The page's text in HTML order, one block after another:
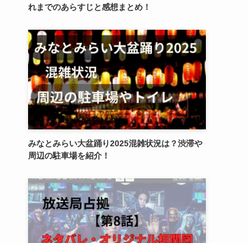
れまでのあらすじと感想まとめ！
みなとみらい大盆踊り2025混雑状況は？渋滞や
周辺の駐車場を紹介！